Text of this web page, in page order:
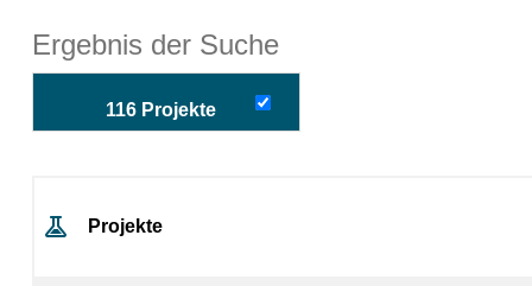
Ergebnis der Suche
116 Projekte
Projekte